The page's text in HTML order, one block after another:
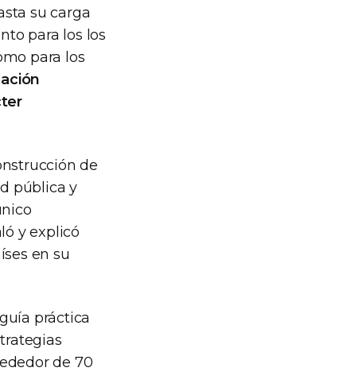
su carga
para los los
para los
de
pública y
y explicó
en su
práctica
de 70